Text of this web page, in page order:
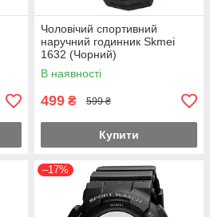
Чоловічий спортивний
наручний годинник Skmei
1632 (Чорний)
В наявності
499 ₴ 599 ₴
Купити
–17%